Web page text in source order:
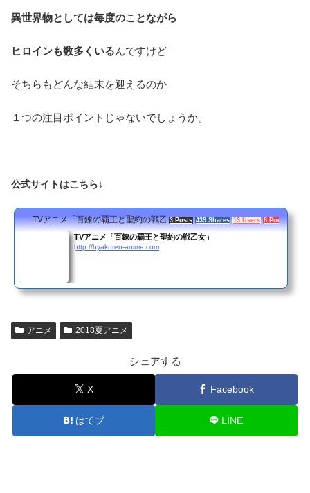
異世界物としては毎度のことながら
ヒロインも数多くいるんですけど
そちらもどんな結末を迎えるのか
１つの注目ポイントじゃないでしょうか。
公式サイトはこちら↓
TVアニメ「百錬の覇王と聖約の戦乙女」
3 Posts 439 Shares 13 Users 8 Pockets
TVアニメ「百錬の覇王と聖約の戦乙女」
http://hyakuren-anime.com
アニメ 2018夏アニメ
シェアする
X Facebook
はてブ LINE